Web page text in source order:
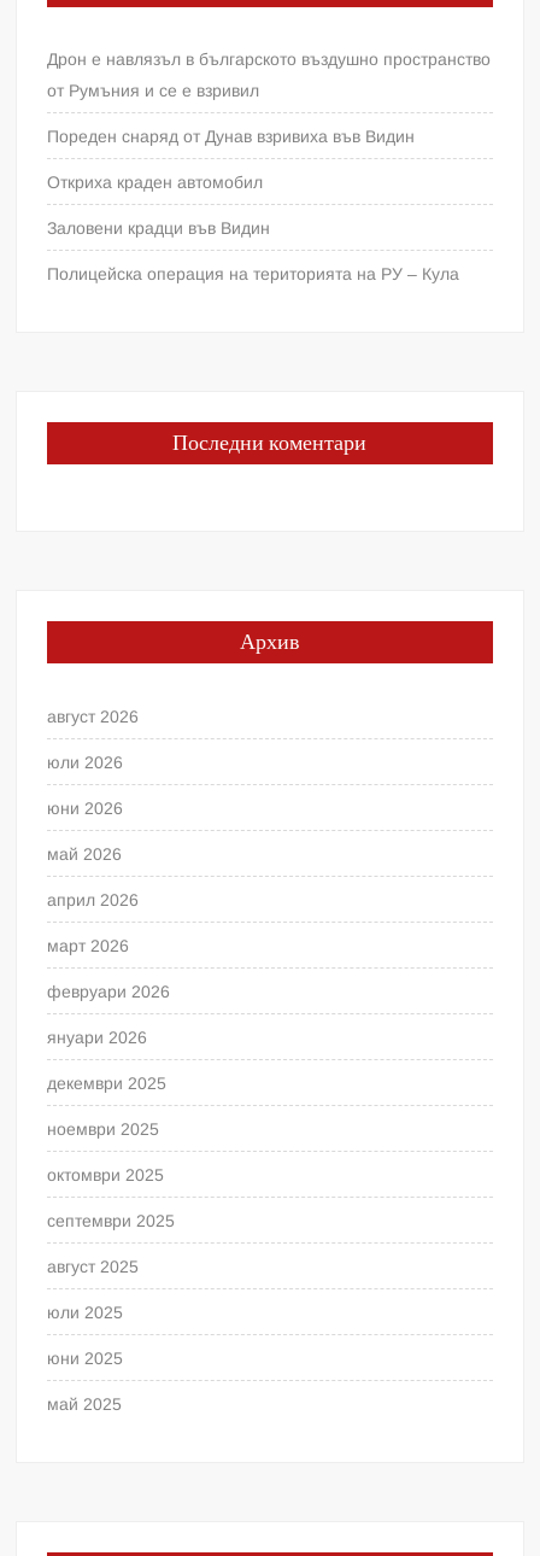
Дрон е навлязъл в българското въздушно пространство
от Румъния и се е взривил
Пореден снаряд от Дунав взривиха във Видин
Откриха краден автомобил
Заловени крадци във Видин
Полицейска операция на територията на РУ – Кула
Последни коментари
Архив
август 2026
юли 2026
юни 2026
май 2026
април 2026
март 2026
февруари 2026
януари 2026
декември 2025
ноември 2025
октомври 2025
септември 2025
август 2025
юли 2025
юни 2025
май 2025